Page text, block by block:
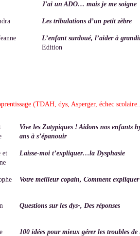
J'ai un ADO… mais je me soigne
Les tribulations d’un petit zèbre
L’enfant surdoué, l’aider à
Edition
(TDAH, dys, Asperger, échec
Vive les Zatypiques ! Aidons nos enfants
ans à s’épanouir
et
Laisse-moi t’expliquer…la Dysphasie
Votre meilleur copain, Comment
Questions sur les dys-, Des réponses
100 idées pour mieux gérer les troubles de